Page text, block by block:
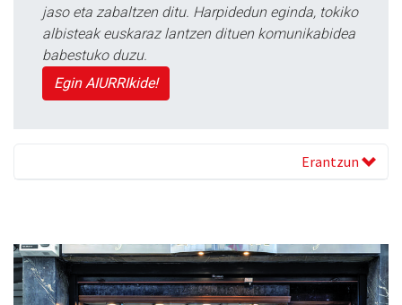
jaso eta zabaltzen ditu. Harpidedun eginda, tokiko
albisteak euskaraz lantzen dituen komunikabidea
babestuko duzu.
Egin AIURRIkide!
Erantzun